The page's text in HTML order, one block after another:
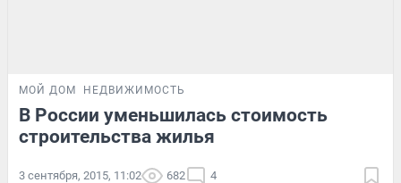
МОЙ ДОМ НЕДВИЖИМОСТЬ
В России уменьшилась стоимость
строительства жилья
3 сентября, 2015, 11:02 682 4